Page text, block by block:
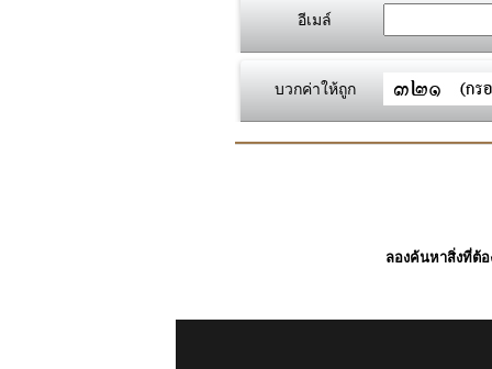
อีเมล์
บวกค่าให้ถูก
ลองค้นหาสิ่งที่ต้อ